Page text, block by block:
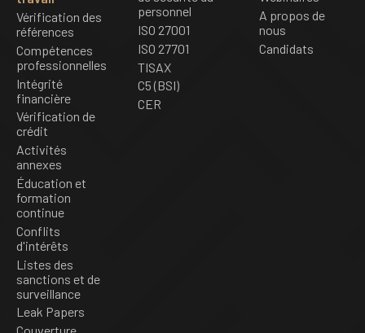
Vérification des
références
Compétences
professionnelles
Intégrité
financière
Vérification de
crédit
Activités
annexes
Éducation et
formation
continue
Conflits
d'intérêts
Listes des
sanctions et de
surveillance
Leak Papers
personnel
ISO 27001
ISO 27701
TISAX
C5 (BSI)
CER
A propos de
nous
Candidats